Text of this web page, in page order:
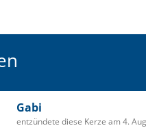
Gabi
entzündete diese Kerze am 4.